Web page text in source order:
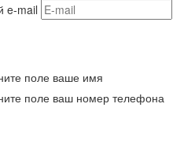
e-mail
поле ваше имя
поле ваш номер телефона